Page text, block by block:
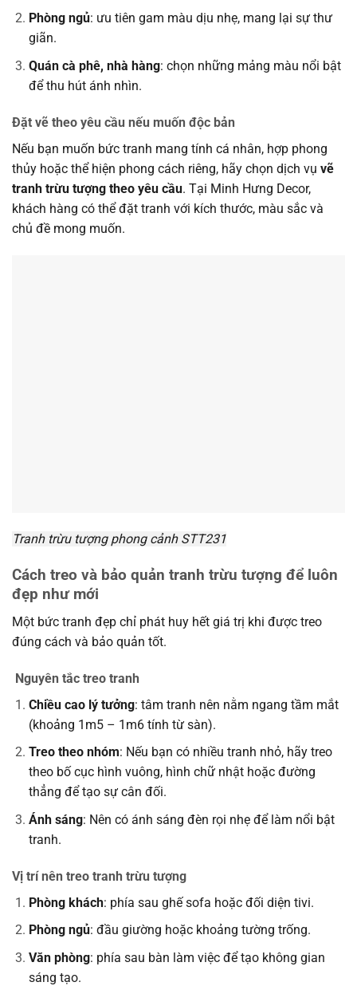
Phòng ngủ: ưu tiên gam màu dịu nhẹ, mang lại sự thư
giãn.
Quán cà phê, nhà hàng: chọn những mảng màu nổi bật
để thu hút ánh nhìn.
Đặt vẽ theo yêu cầu nếu muốn độc bản
Nếu bạn muốn bức tranh mang tính cá nhân, hợp phong
thủy hoặc thể hiện phong cách riêng, hãy chọn dịch vụ vẽ
tranh trừu tượng theo yêu cầu. Tại Minh Hưng Decor,
khách hàng có thể đặt tranh với kích thước, màu sắc và
chủ đề mong muốn.
Tranh trừu tượng phong cảnh STT231
Cách treo và bảo quản tranh trừu tượng để luôn
đẹp như mới
Một bức tranh đẹp chỉ phát huy hết giá trị khi được treo
đúng cách và bảo quản tốt.
Nguyên tắc treo tranh
Chiều cao lý tưởng: tâm tranh nên nằm ngang tầm mắt
(khoảng 1m5 – 1m6 tính từ sàn).
Treo theo nhóm: Nếu bạn có nhiều tranh nhỏ, hãy treo
theo bố cục hình vuông, hình chữ nhật hoặc đường
thẳng để tạo sự cân đối.
Ánh sáng: Nên có ánh sáng đèn rọi nhẹ để làm nổi bật
tranh.
Vị trí nên treo tranh trừu tượng
Phòng khách: phía sau ghế sofa hoặc đối diện tivi.
Phòng ngủ: đầu giường hoặc khoảng tường trống.
Văn phòng: phía sau bàn làm việc để tạo không gian
sáng tạo.